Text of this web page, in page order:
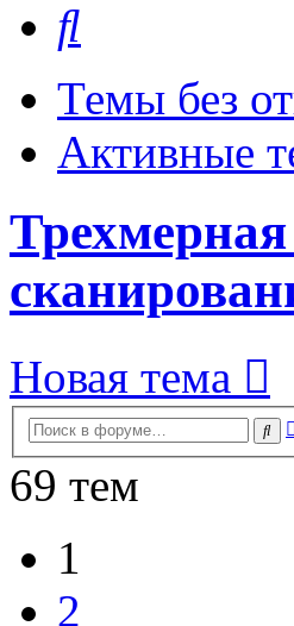
Темы без
Активные
Новая тема
69 тем
1
2